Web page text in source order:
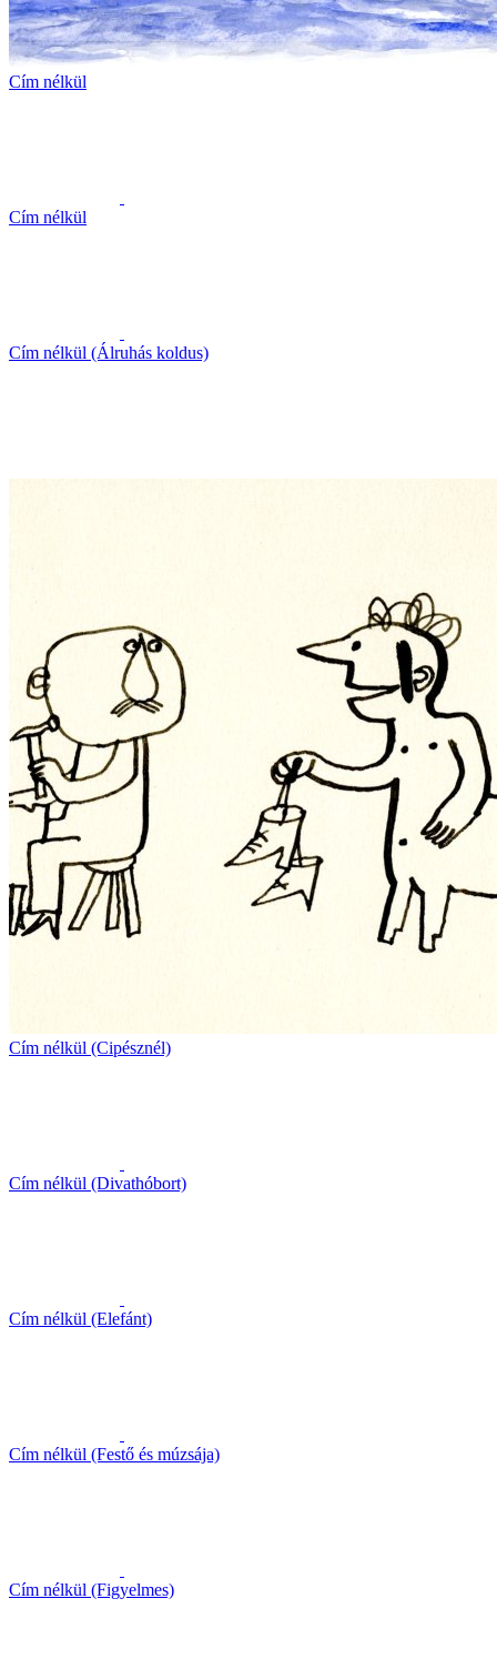
Cím nélkül
Cím nélkül
Cím nélkül (Álruhás koldus)
Cím nélkül (Cipésznél)
Cím nélkül (Divathóbort)
Cím nélkül (Elefánt)
Cím nélkül (Festő és múzsája)
Cím nélkül (Figyelmes)